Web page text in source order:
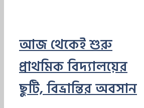
আজ থেকেই শুরু
প্রাথমিক বিদ্যালয়ের
ছুটি, বিভ্রান্তির অবসান